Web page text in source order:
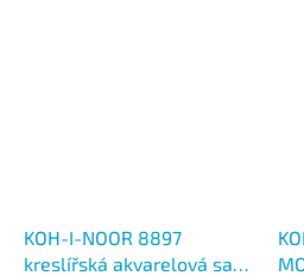
KOH-I-NOOR 8897
kreslířská akvarelová sada